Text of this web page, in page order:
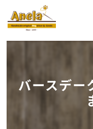
バースデー